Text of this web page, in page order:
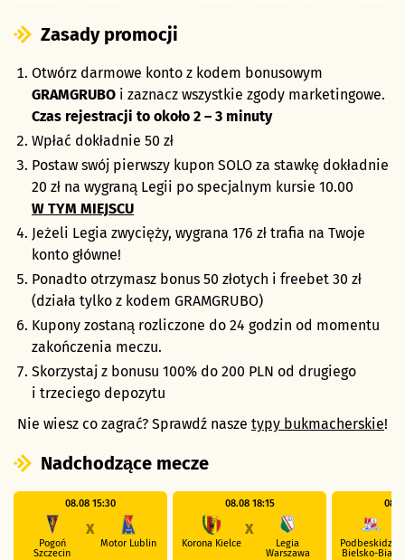
Zasady promocji
Otwórz darmowe konto z kodem bonusowym
GRAMGRUBO i zaznacz wszystkie zgody marketingowe.
Czas rejestracji to około 2 – 3 minuty
Wpłać dokładnie 50 zł
Postaw swój pierwszy kupon SOLO za stawkę dokładnie
20 zł na wygraną Legii po specjalnym kursie 10.00
W TYM MIEJSCU
Jeżeli Legia zwycięży, wygrana 176 zł trafia na Twoje
konto główne!
Ponadto otrzymasz bonus 50 złotych i freebet 30 zł
(działa tylko z kodem GRAMGRUBO)
Kupony zostaną rozliczone do 24 godzin od momentu
zakończenia meczu.
Skorzystaj z bonusu 100% do 200 PLN od drugiego
i trzeciego depozytu
Nie wiesz co zagrać? Sprawdź nasze typy bukmacherskie!
Nadchodzące mecze
08.08 15:30
Pogoń
Szczecin
X
Motor Lublin
08.08 18:15
Korona Kielce
X
Legia
Warszawa
Podbeskidzie
Bielsko-Biała